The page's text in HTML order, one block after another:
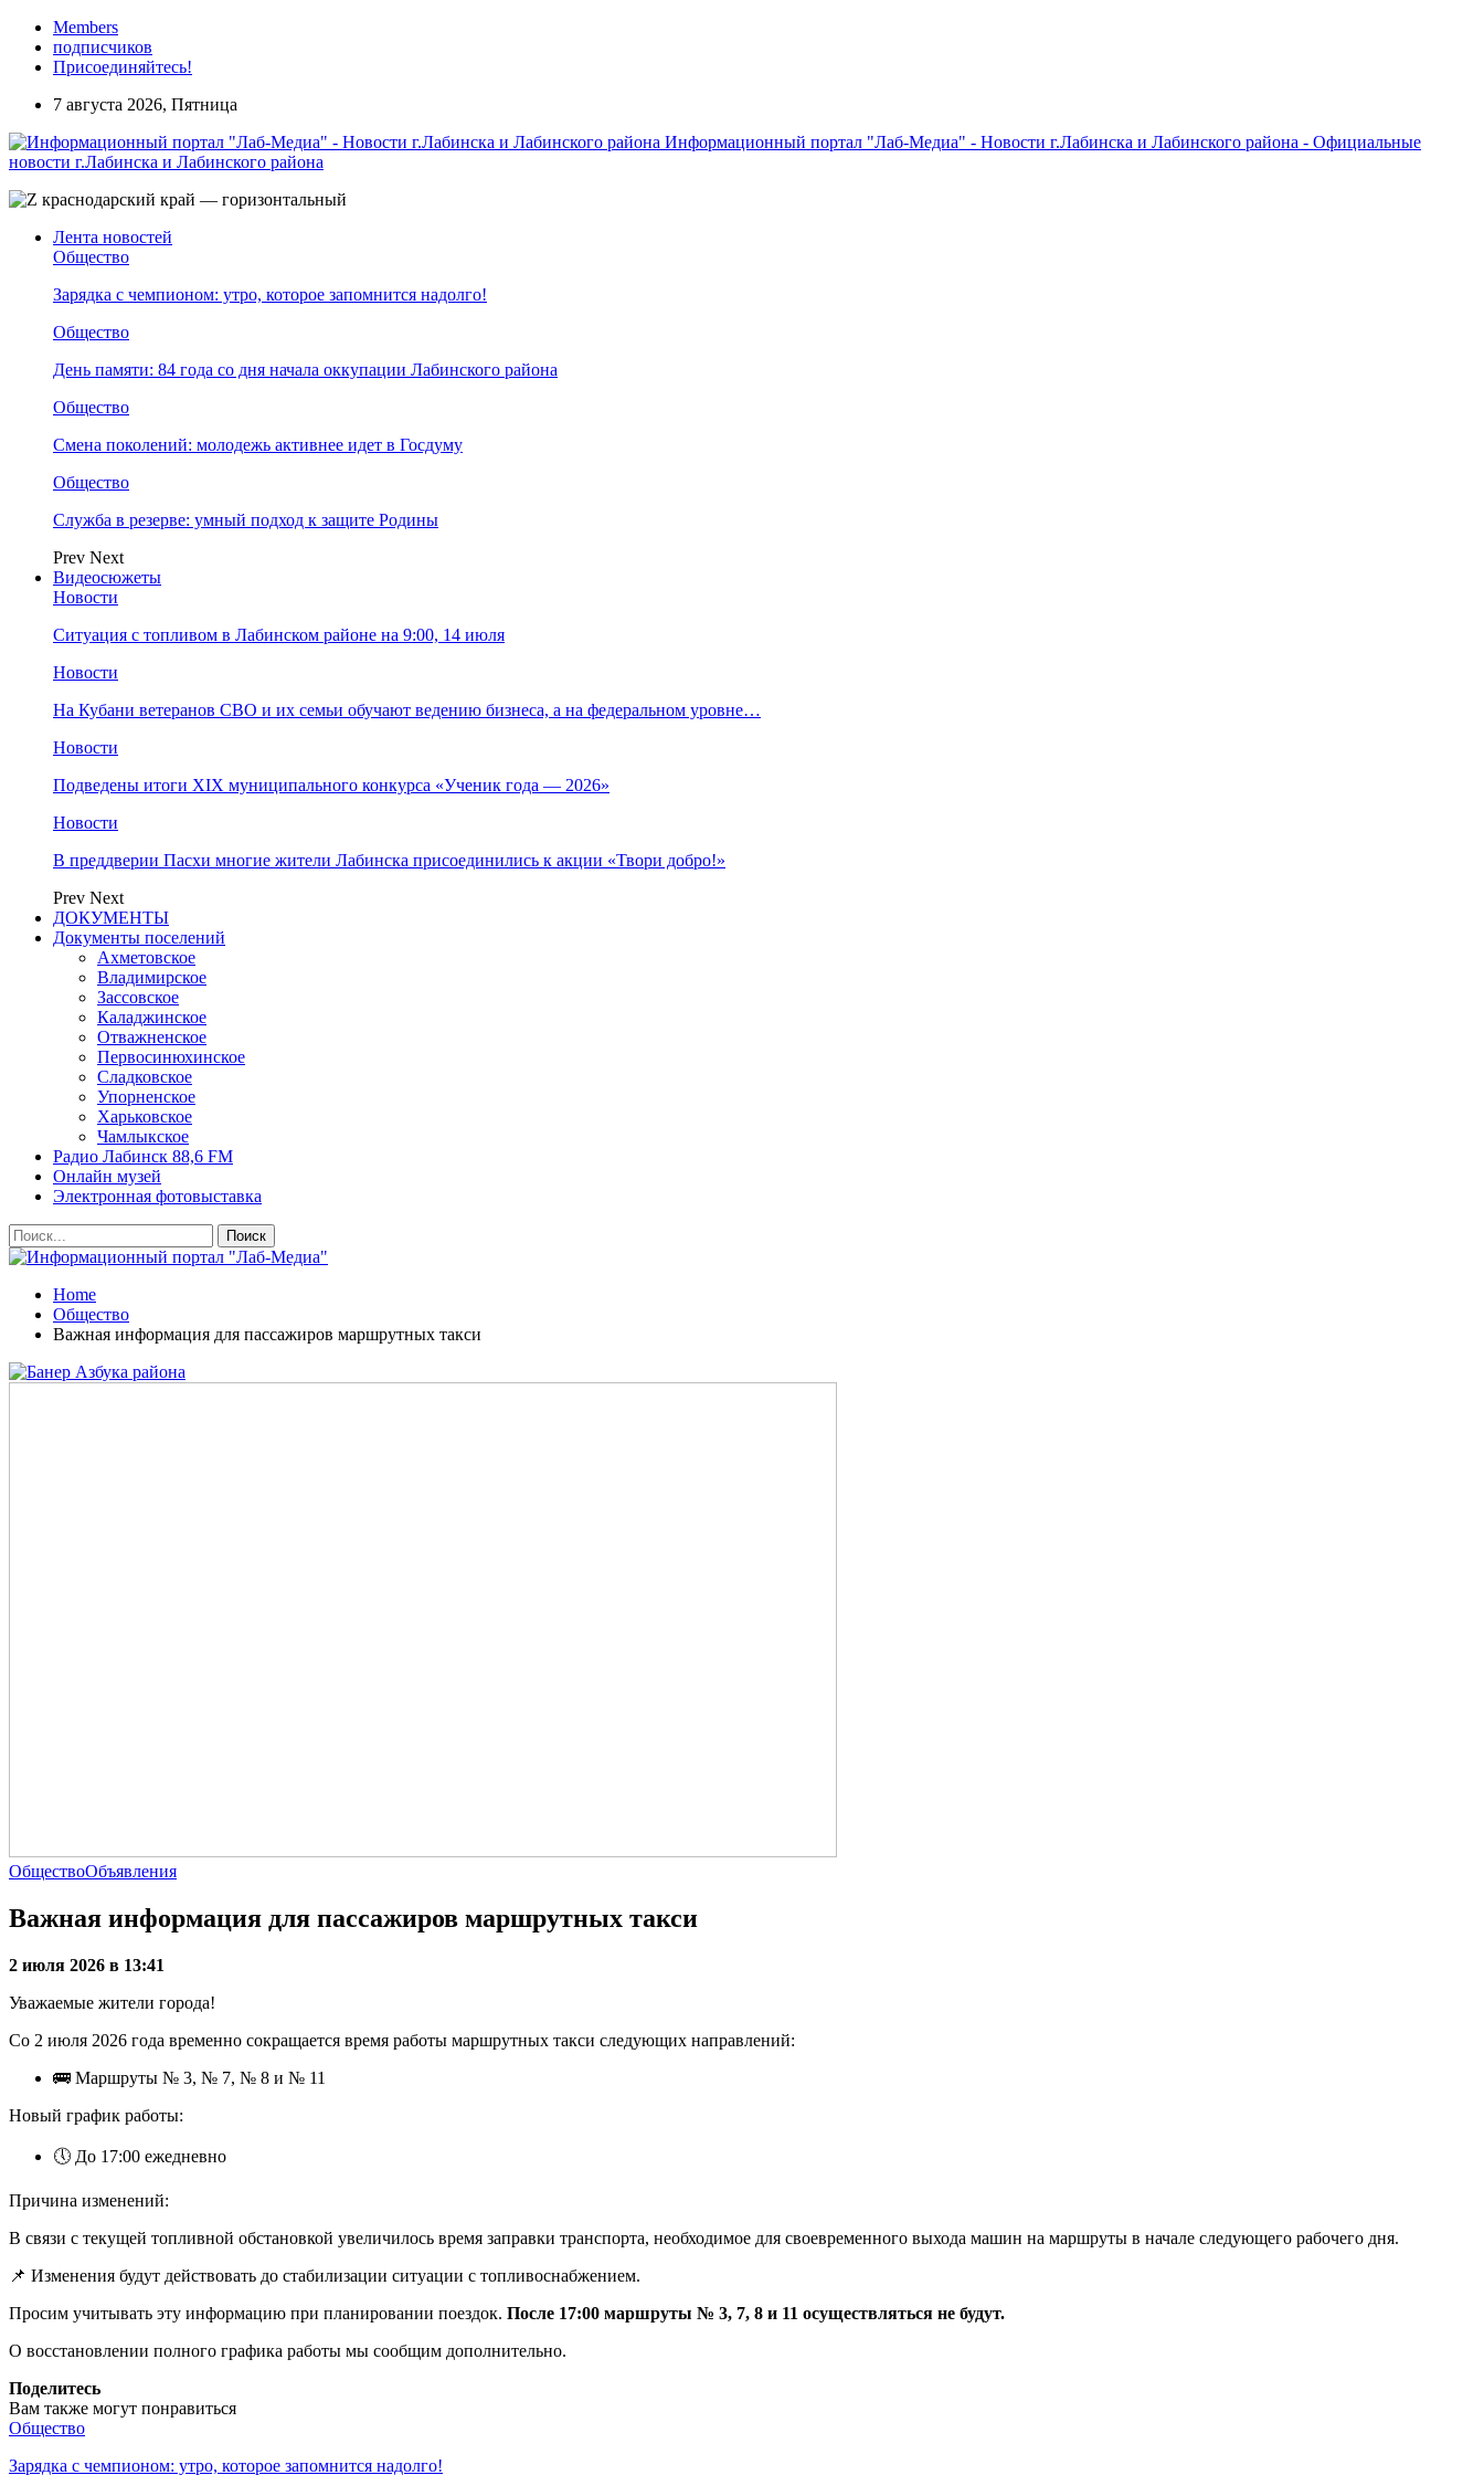
Members
подписчиков
Присоединяйтесь!
7 августа 2026, Пятница
Информационный портал "Лаб-Медиа" - Новости г.Лабинска и Лабинского района - Официальные
новости г.Лабинска и Лабинского района
Лента новостей
Общество
Зарядка с чемпионом: утро, которое запомнится надолго!
Общество
День памяти: 84 года со дня начала оккупации Лабинского района
Общество
Смена поколений: молодежь активнее идет в Госдуму
Общество
Служба в резерве: умный подход к защите Родины
Prev Next
Видеосюжеты
Новости
Ситуация с топливом в Лабинском районе на 9:00, 14 июля
Новости
На Кубани ветеранов СВО и их семьи обучают ведению бизнеса, а на федеральном уровне…
Новости
Подведены итоги XIX муниципального конкурса «Ученик года — 2026»
Новости
В преддверии Пасхи многие жители Лабинска присоединились к акции «Твори добро!»
Prev Next
ДОКУМЕНТЫ
Документы поселений
Ахметовское
Владимирское
Зассовское
Каладжинское
Отважненское
Первосинюхинское
Сладковское
Упорненское
Харьковское
Чамлыкское
Радио Лабинск 88,6 FM
Онлайн музей
Электронная фотовыставка
Home
Общество
Важная информация для пассажиров маршрутных такси
ОбществоОбъявления
Важная информация для пассажиров маршрутных такси
2 июля 2026 в 13:41
Уважаемые жители города!
Со 2 июля 2026 года временно сокращается время работы маршрутных такси следующих направлений:
🚌 Маршруты № 3, № 7, № 8 и № 11
Новый график работы:
🕔 До 17:00 ежедневно
Причина изменений:
В связи с текущей топливной обстановкой увеличилось время заправки транспорта, необходимое для своевременного выхода машин на маршруты в начале следующего рабочего дня.
📌 Изменения будут действовать до стабилизации ситуации с топливоснабжением.
Просим учитывать эту информацию при планировании поездок. После 17:00 маршруты № 3, 7, 8 и 11 осуществляться не будут.
О восстановлении полного графика работы мы сообщим дополнительно.
Поделитесь
Вам также могут понравиться
Общество
Зарядка с чемпионом: утро, которое запомнится надолго!